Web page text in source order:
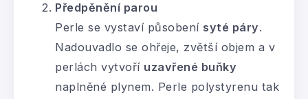
Předpěnění parou
Perle se vystaví působení syté páry.
Nadouvadlo se ohřeje, zvětší objem a v
perlách vytvoří uzavřené buňky
naplněné plynem. Perle polystyrenu tak